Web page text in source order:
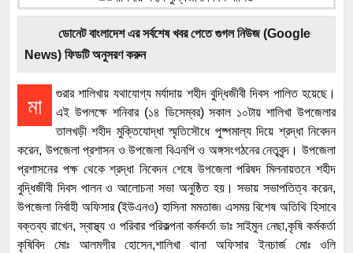
ডোনেট বাংলাদেশ এর সর্বশেষ খবর পেতে গুগল নিউজ (Google
News) ফিডটি অনুসরণ করুন
মা
গুরার শালিখায় যথাযোগ্য মর্যাদায় শহীদ বুদ্ধিজীবী দিবস পালিত হয়েছে।
এই উপলক্ষে শনিবার (১৪ ডিসেম্বর) সকাল ১০টায় শালিখা উপজেলার
তালখড়ী শহীদ মুক্তিযোদ্ধা স্মৃতিসৌধে পুষ্পমাল্য দিয়ে শ্রদ্ধা নিবেদন
করেন, উপজেলা প্রশাসন ও উপজেলা বিএনপি ও অঙ্গসংগঠনের নেতৃবৃন্দ। উপজেলা
প্রশাসনের পক্ষ থেকে শ্রদ্ধা নিবেদন শেষে উপজেলা পরিষদ মিলনায়তনে শহীদ
বুদ্ধিজীবী দিবস পালন ও আলোচনা সভা অনুষ্ঠিত হয়। সভায় সভাপতিত্ব করেন,
উপজেলা নির্বাহী অফিসার (ইউএনও) হাসিনা মমতাজ৷ এসময় বিশেষ অতিথি হিসাবে
বক্তব্য রাখেন, স্বাস্থ্য ও পরিবার পরিকল্পনা কর্মকর্তা ডাঃ সাইমুন নেছা,কৃষি কর্মকর্তা
কৃষিবিদ মোঃ আলমগীর হোসেন,শালিখা থানা অফিসার ইনচার্জ মোঃ ওলি